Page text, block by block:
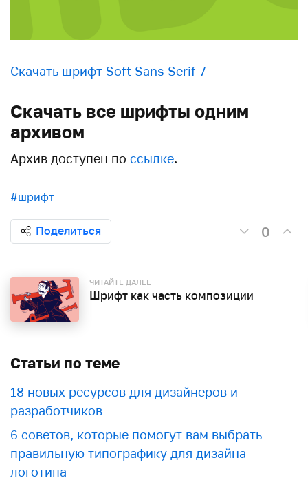
Скачать шрифт Soft Sans Serif 7
Скачать все шрифты одним
архивом
Архив доступен по ссылке.
#шрифт
Поделиться 0
ЧИТАЙТЕ ДАЛЕЕ
Шрифт как часть композиции
Статьи по теме
18 новых ресурсов для дизайнеров и
разработчиков
6 советов, которые помогут вам выбрать
правильную типографику для дизайна
логотипа